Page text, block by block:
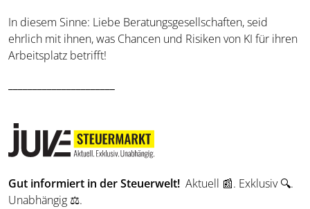
In diesem Sinne: Liebe Beratungsgesellschaften, seid
ehrlich mit ihnen, was Chancen und Risiken von KI für ihren
Arbeitsplatz betrifft!
Gut informiert in der Steuerwelt! Aktuell 📰. Exklusiv 🔍.
Unabhängig ⚖️.